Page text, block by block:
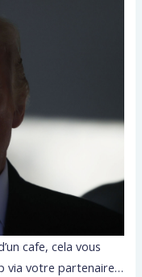
cafe, cela vous
via votre partenaire…